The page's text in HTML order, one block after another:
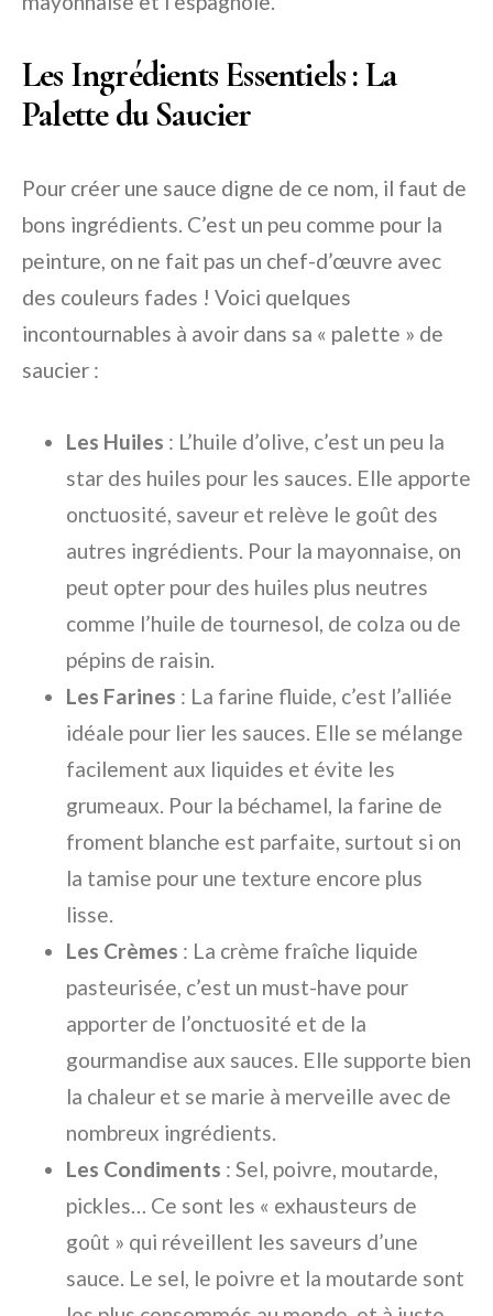
Les Ingrédients Essentiels : La
Palette du Saucier
Pour créer une sauce digne de ce nom, il faut de
bons ingrédients. C’est un peu comme pour la
peinture, on ne fait pas un chef-d’œuvre avec
des couleurs fades ! Voici quelques
incontournables à avoir dans sa « palette » de
saucier :
Les Huiles : L’huile d’olive, c’est un peu la
star des huiles pour les sauces. Elle apporte
onctuosité, saveur et relève le goût des
autres ingrédients. Pour la mayonnaise, on
peut opter pour des huiles plus neutres
comme l’huile de tournesol, de colza ou de
pépins de raisin.
Les Farines : La farine fluide, c’est l’alliée
idéale pour lier les sauces. Elle se mélange
facilement aux liquides et évite les
grumeaux. Pour la béchamel, la farine de
froment blanche est parfaite, surtout si on
la tamise pour une texture encore plus
lisse.
Les Crèmes : La crème fraîche liquide
pasteurisée, c’est un must-have pour
apporter de l’onctuosité et de la
gourmandise aux sauces. Elle supporte bien
la chaleur et se marie à merveille avec de
nombreux ingrédients.
Les Condiments : Sel, poivre, moutarde,
pickles… Ce sont les « exhausteurs de
goût » qui réveillent les saveurs d’une
sauce. Le sel, le poivre et la moutarde sont